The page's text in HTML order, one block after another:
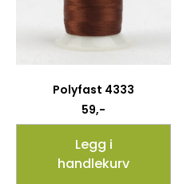
Polyfast 4333
59,-
Legg i
handlekurv